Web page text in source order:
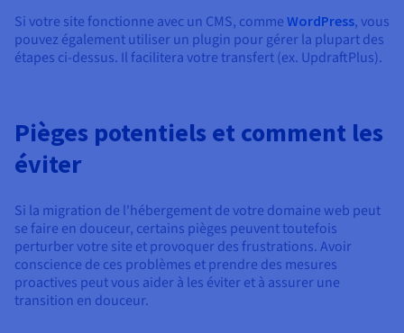
Si votre site fonctionne avec un CMS, comme WordPress, vous
pouvez également utiliser un plugin pour gérer la plupart des
étapes ci-dessus. Il facilitera votre transfert (ex. UpdraftPlus).
Pièges potentiels et comment les
éviter
Si la migration de l'hébergement de votre domaine web peut
se faire en douceur, certains pièges peuvent toutefois
perturber votre site et provoquer des frustrations. Avoir
conscience de ces problèmes et prendre des mesures
proactives peut vous aider à les éviter et à assurer une
transition en douceur.